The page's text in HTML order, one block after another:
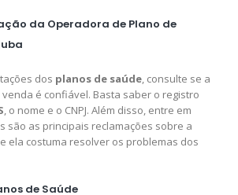
da Operadora de Plano de
dos planos de saúde, consulte se a
é confiável. Basta saber o registro
, o nome e o CNPJ. Além disso, entre em
são as principais reclamações sobre a
ela costuma resolver os problemas dos
de Saúde